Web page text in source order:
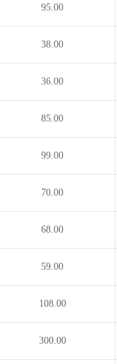
95.00
38.00
36.00
85.00
99.00
70.00
68.00
59.00
108.00
300.00